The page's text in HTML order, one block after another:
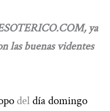
ya
las buenas videntes
del día domingo